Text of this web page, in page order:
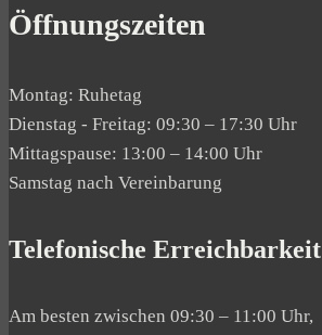
Öffnungszeiten
Montag: Ruhetag
Dienstag - Freitag: 09:30 – 17:30 Uhr
Mittagspause: 13:00 – 14:00 Uhr
Samstag nach Vereinbarung
Telefonische Erreichbarkeit
Am besten zwischen 09:30 – 11:00 Uhr,